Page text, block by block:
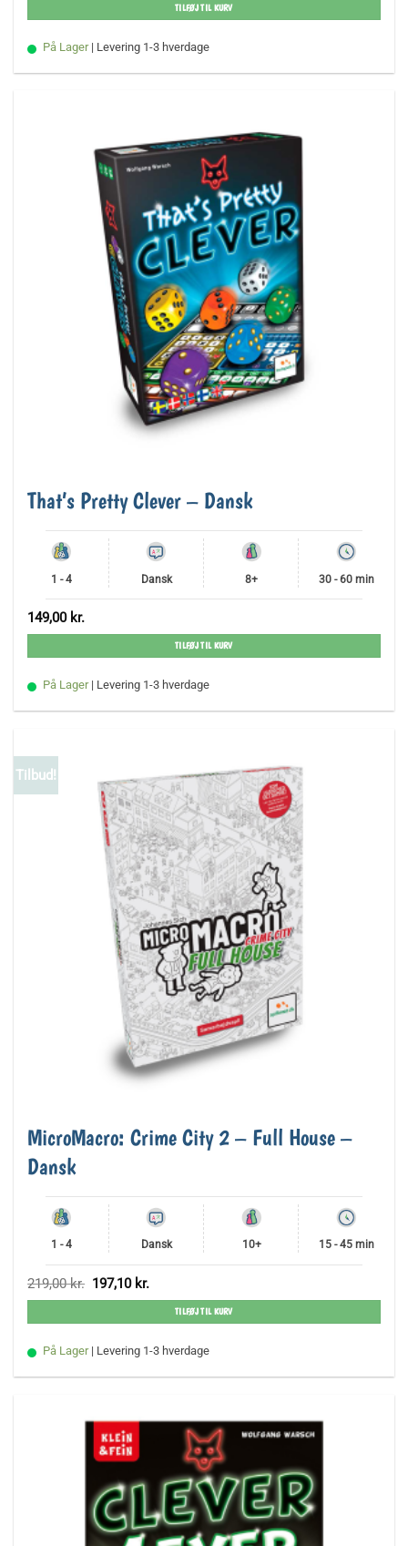
TILFØJ TIL KURV
På Lager | Levering 1-3 hverdage
That’s Pretty Clever – Dansk
1 - 4 Dansk 8+ 30 - 60 min
149,00 kr.
TILFØJ TIL KURV
På Lager | Levering 1-3 hverdage
Tilbud!
MicroMacro: Crime City 2 – Full House –
Dansk
1 - 4 Dansk 10+ 15 - 45 min
219,00kr. Den
oprindelige
pris
219,00 kr..
197,10 kr.
aktuelle
pris
197,10 kr..
TILFØJ TIL KURV
På Lager | Levering 1-3 hverdage